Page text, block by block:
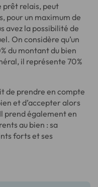
prêt relais, peut
pour un maximum de
avez la possibilité de
On considère qu’un
du montant du bien
il représente 70%
de prendre en compte
et d’accepter alors
prend également en
au bien : sa
forts et ses